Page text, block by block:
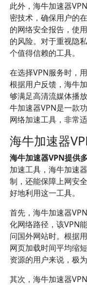
此外，海牛加速器
密技术，确保用户的
的网络安全报告，使
的风险。对于重视隐
个值得信赖的工具。
在选择VPN服务时，
根据用户反馈，海牛
够满足高清流媒体播
牛加速器VPN是一款
网络加速工具，非常
海牛加速器
海牛加速器VPN提供
加速工具，海牛加速
制，还能保障上网安
好地利用这一工具。
首先，海牛加速器
化网络路径，该VPN
问国外网站时。根据
网页加载时间平均缩
资源的用户来说，极为
其次，海牛加速器